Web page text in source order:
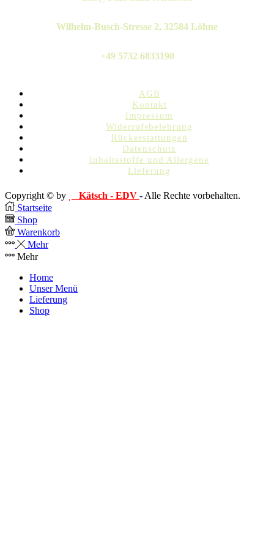
Wilhelm-Busch-Stresse 2, 32584 Löhne
+49 5732 6833190
AGB
Kontakt
Impressum
Widerrufsbelehrung
Rückerstattungen
Datenschutz
Inhaltsstoffe und Allergene
Lieferung
Copyright © by Kätsch - EDV - Alle Rechte vorbehalten.
Startseite
Shop
Warenkorb
Mehr
Mehr
Home
Unser Menü
Lieferung
Shop